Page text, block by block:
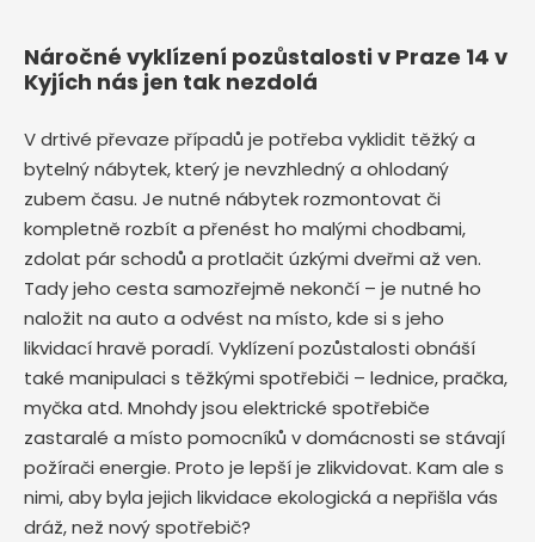
Náročné vyklízení pozůstalosti v Praze 14 v
Kyjích nás jen tak nezdolá
V drtivé převaze případů je potřeba vyklidit těžký a
bytelný nábytek, který je nevzhledný a ohlodaný
zubem času. Je nutné nábytek rozmontovat či
kompletně rozbít a přenést ho malými chodbami,
zdolat pár schodů a protlačit úzkými dveřmi až ven.
Tady jeho cesta samozřejmě nekončí – je nutné ho
naložit na auto a odvést na místo, kde si s jeho
likvidací hravě poradí. Vyklízení pozůstalosti obnáší
také manipulaci s těžkými spotřebiči – lednice, pračka,
myčka atd. Mnohdy jsou elektrické spotřebiče
zastaralé a místo pomocníků v domácnosti se stávají
požírači energie. Proto je lepší je zlikvidovat. Kam ale s
nimi, aby byla jejich likvidace ekologická a nepřišla vás
dráž, než nový spotřebič?